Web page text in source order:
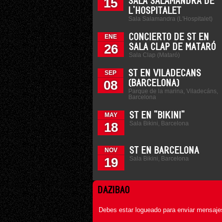
15
L'HOSPITALET
Sala Salamandra (L'Hospitalet)
ENE
26
CONCIERTO DE ST EN
SALA CLAP DE MATARÓ
Sala Clap (Mataró)
SEP
08
ST EN VILADECANS
(BARCELONA)
Parque de la marina, Viladecáns,
Barcelona
MAY
18
ST EN "BIKINI"
Sala Bikini, Barcelona
NOV
19
ST EN BARCELONA
Sala Bikini, Barcelona
DAZIBAO
Debes estar logueado para enviar